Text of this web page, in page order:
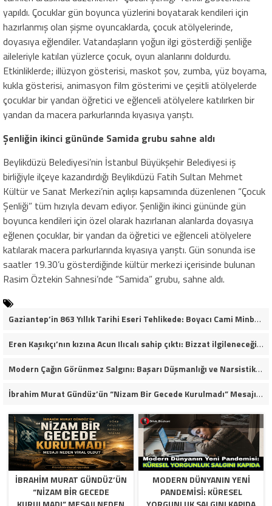
yapıldı. Çocuklar gün boyunca yüzlerini boyatarak kendileri için
hazırlanmış olan şişme oyuncaklarda, çocuk atölyelerinde,
doyasıya eğlendiler. Vatandaşların yoğun ilgi gösterdiği şenliğe
aileleriyle katılan yüzlerce çocuk, oyun alanlarını doldurdu.
Etkinliklerde; illüzyon gösterisi, maskot şov, zumba, yüz boyama,
kukla gösterisi, animasyon film gösterimi ve çeşitli atölyelerde
çocuklar bir yandan öğretici ve eğlenceli atölyelere katılırken bir
yandan da macera parkurlarında kıyasıya yarıştı.
Şenliğin ikinci gününde Samida grubu sahne aldı
Beylikdüzü Belediyesi’nin İstanbul Büyükşehir Belediyesi iş
birliğiyle ilçeye kazandırdığı Beylikdüzü Fatih Sultan Mehmet
Kültür ve Sanat Merkezi’nin açılışı kapsamında düzenlenen “Çocuk
Şenliği” tüm hızıyla devam ediyor. Şenliğin ikinci gününde gün
boyunca kendileri için özel olarak hazırlanan alanlarda doyasıya
eğlenen çocuklar, bir yandan da öğretici ve eğlenceli atölyelere
katılarak macera parkurlarında kıyasıya yarıştı. Gün sonunda ise
saatler 19.30’u gösterdiğinde kültür merkezi içerisinde bulunan
Rasim Öztekin Sahnesi’nde “Samida” grubu, sahne aldı.
Gaziantep’in 863 Yıllık Tarihi Eseri Tehlikede: Boyacı Cami Minberi İçin “Restorasyon Durdurulsun” Çağrısı!
Eren Kaşıkçı’nın kızına Acun Ilıcalı sahip çıktı: Bizzat ilgileneceğim
Modern Çağın Görünmez Salgını: Başarı Düşmanlığı ve Narsistik Yükseliş
İbrahim Murat Gündüz’ün “Nizam Bir Gecede Kurulmadı” Mesajı Sosyal Medyada Geniş Yankı Uyandırdı
İBRAHIM MURAT GÜNDÜZ’ÜN
“NIZAM BIR GECEDE
MODERN DÜNYANIN YENI
PANDEMISI: KÜRESEL